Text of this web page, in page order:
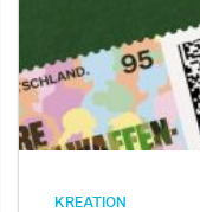
KREATION